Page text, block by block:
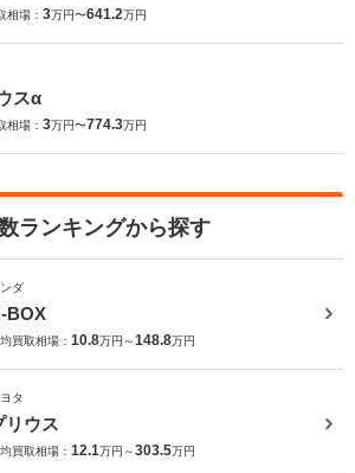
相場： 3万円〜641.2万円
スα
相場： 3万円〜774.3万円
ランキングから探す
ダ
BOX
買取相場： 10.8万円～148.8万円
ヨタ
リウス
買取相場： 12.1万円～303.5万円